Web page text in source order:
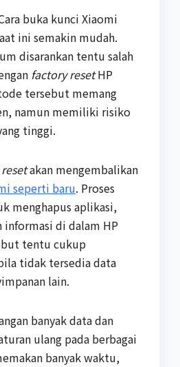
buka kunci Xiaomi
ini semakin mudah.
disarankan tentu salah
factory resetHP
tersebut memang
namun memiliki risiko
tinggi.
akan mengembalikan
seperti baru. Proses
menghapus aplikasi,
informasi di dalam HP
tentu cukup
tidak tersedia data
lain.
banyak data dan
ulang pada berbagai
banyak waktu,